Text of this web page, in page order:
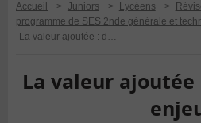
Accueil > Juniors > Lycéens >
programme de SES 2nde générale et
La valeur ajoutée : définition et enjeu
La valeur